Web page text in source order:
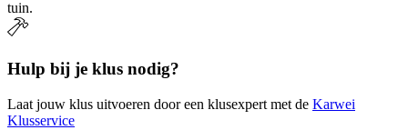
tuin.
Hulp bij je klus nodig?
Laat jouw klus uitvoeren door een klusexpert met de Karwei
Klusservice